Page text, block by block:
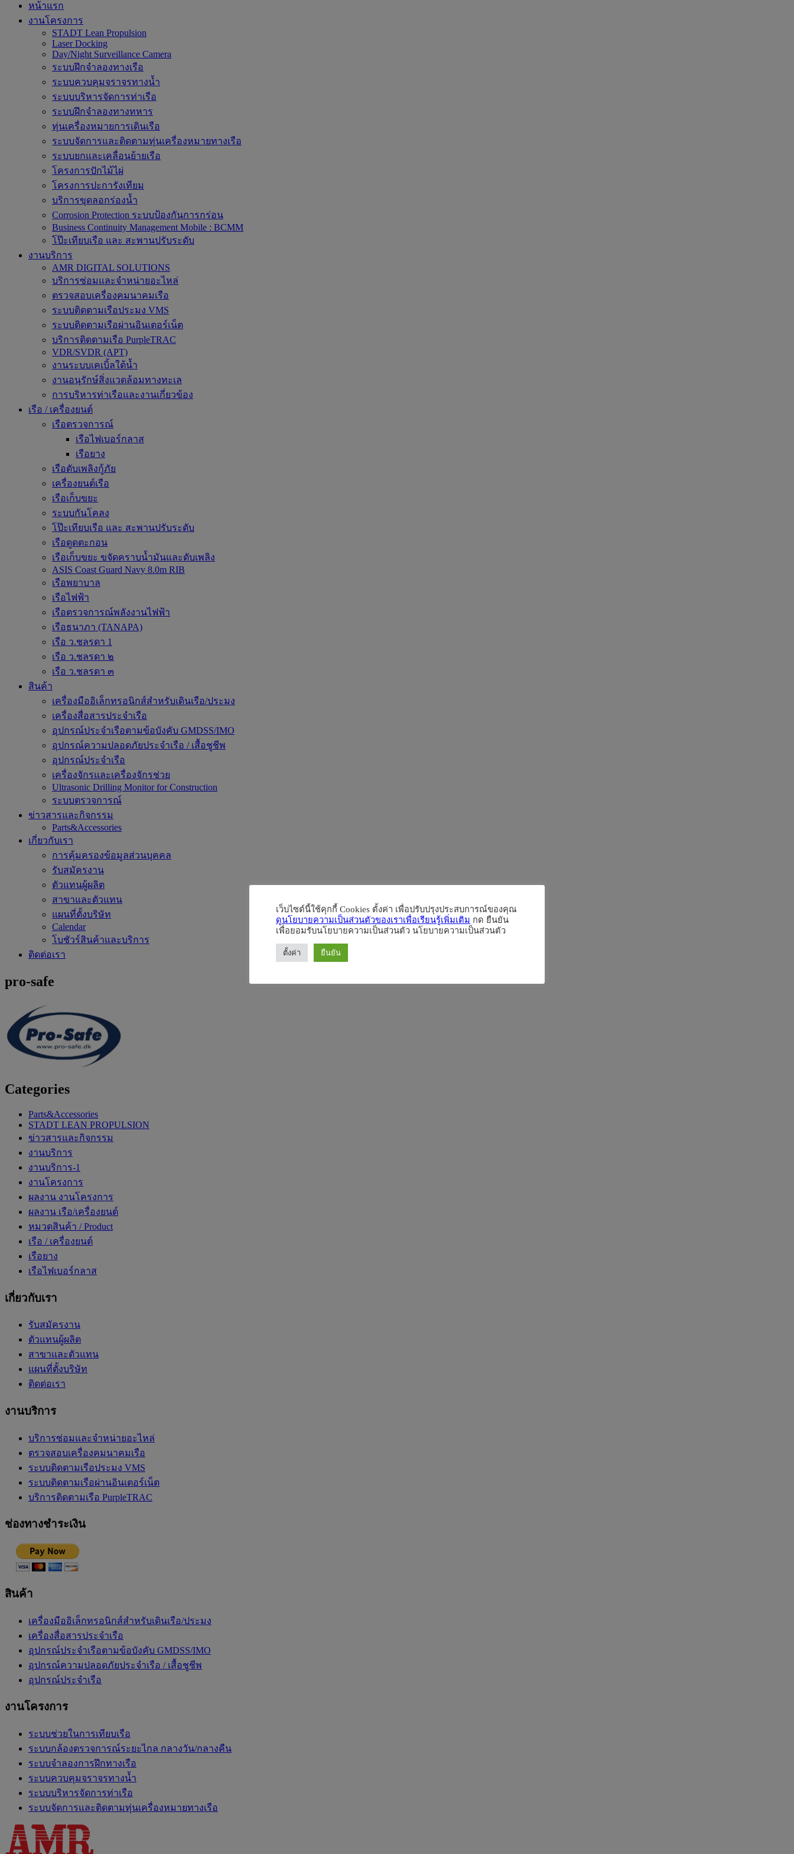
หน้าแรก
งานโครงการ
STADT Lean Propulsion
Laser Docking
Day/Night Surveillance Camera
ระบบฝึกจำลองทางเรือ
ระบบควบคุมจราจรทางน้ำ
ระบบบริหารจัดการท่าเรือ
ระบบฝึกจำลองทางทหาร
ทุ่นเครื่องหมายการเดินเรือ
ระบบจัดการและติดตามทุ่นเครื่องหมายทางเรือ
ระบบยกและเคลื่อนย้ายเรือ
โครงการปักไม้ไผ่
โครงการปะการังเทียม
บริการขุดลอกร่องน้ำ
Corrosion Protection ระบบป้องกันการกร่อน
Business Continuity Management Mobile : BCMM
โป๊ะเทียบเรือ และ สะพานปรับระดับ
งานบริการ
AMR DIGITAL SOLUTIONS
บริการซ่อมและจำหน่ายอะไหล่
ตรวจสอบเครื่องคมนาคมเรือ
ระบบติดตามเรือประมง VMS
ระบบติดตามเรือผ่านอินเตอร์เน็ต
บริการติดตามเรือ PurpleTRAC
VDR/SVDR (APT)
งานระบบเคเบิ้ลใต้น้ำ
งานอนุรักษ์สิ่งแวดล้อมทางทะเล
การบริหารท่าเรือและงานเกี่ยวข้อง
เรือ / เครื่องยนต์
เรือตรวจการณ์
เรือไฟเบอร์กลาส
เรือยาง
เรือดับเพลิงกู้ภัย
เครื่องยนต์เรือ
เรือเก็บขยะ
ระบบกันโคลง
โป๊ะเทียบเรือ และ สะพานปรับระดับ
เรือดูดตะกอน
เรือเก็บขยะ ขจัดคราบน้ำมันและดับเพลิง
ASIS Coast Guard Navy 8.0m RIB
เรือพยาบาล
เรือไฟฟ้า
เรือตรวจการณ์พลังงานไฟฟ้า
เรือธนาภา (TANAPA)
เรือ ว.ชลรดา 1
เรือ ว.ชลรดา ๒
เรือ ว.ชลรดา ๓
สินค้า
เครื่องมืออิเล็กทรอนิกส์สำหรับเดินเรือ/ประมง
เครื่องสื่อสารประจำเรือ
อุปกรณ์ประจำเรือตามข้อบังคับ GMDSS/IMO
อุปกรณ์ความปลอดภัยประจำเรือ / เสื้อชูชีพ
อุปกรณ์ประจำเรือ
เครื่องจักรและเครื่องจักรช่วย
Ultrasonic Drilling Monitor for Construction
ระบบตรวจการณ์
ข่าวสารและกิจกรรม
Parts&Accessories
เกี่ยวกับเรา
การคุ้มครองข้อมูลส่วนบุคคล
รับสมัครงาน
ตัวแทนผู้ผลิต
สาขาและตัวแทน
แผนที่ตั้งบริษัท
Calendar
โบชัวร์สินค้าและบริการ
ติดต่อเรา
pro-safe
Categories
Parts&Accessories
STADT LEAN PROPULSION
ข่าวสารและกิจกรรม
งานบริการ
งานบริการ-1
งานโครงการ
ผลงาน งานโครงการ
ผลงาน เรือ/เครื่องยนต์
หมวดสินค้า / Product
เรือ / เครื่องยนต์
เรือยาง
เรือไฟเบอร์กลาส
เกี่ยวกับเรา
รับสมัครงาน
ตัวแทนผู้ผลิต
สาขาและตัวแทน
แผนที่ตั้งบริษัท
ติดต่อเรา
งานบริการ
บริการซ่อมและจำหน่ายอะไหล่
ตรวจสอบเครื่องคมนาคมเรือ
ระบบติดตามเรือประมง VMS
ระบบติดตามเรือผ่านอินเตอร์เน็ต
บริการติดตามเรือ PurpleTRAC
ช่องทางชำระเงิน
สินค้า
เครื่องมืออิเล็กทรอนิกส์สำหรับเดินเรือ/ประมง
เครื่องสื่อสารประจำเรือ
อุปกรณ์ประจำเรือตามข้อบังคับ GMDSS/IMO
อุปกรณ์ความปลอดภัยประจำเรือ / เสื้อชูชีพ
อุปกรณ์ประจำเรือ
งานโครงการ
ระบบช่วยในการเทียบเรือ
ระบบกล้องตรวจการณ์ระยะไกล กลางวัน/กลางคืน
ระบบจำลองการฝึกทางเรือ
ระบบควบคุมจราจรทางน้ำ
ระบบบริหารจัดการท่าเรือ
ระบบจัดการและติดตามทุ่นเครื่องหมายทางเรือ
เว็บไซต์นี้ใช้คุกกี้ Cookies ตั้งค่า เพื่อปรับปรุงประสบการณ์ของคุณ
ดูนโยบายความเป็นส่วนตัวของเราเพื่อเรียนรู้เพิ่มเติม กด ยืนยัน
เพื่อยอมรับนโยบายความเป็นส่วนตัว นโยบายความเป็นส่วนตัว
ตั้งค่า ยืนยัน